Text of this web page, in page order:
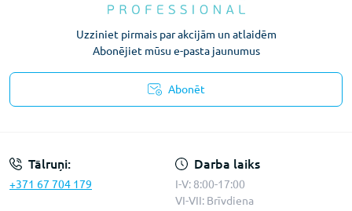
Uzziniet pirmais par akcijām un atlaidēm
Abonējiet mūsu e-pasta jaunumus
Abonēt
Tālruņi:
+371 67 704 179
Darba laiks
I-V: 8:00-17:00
VI-VII: Brīvdiena